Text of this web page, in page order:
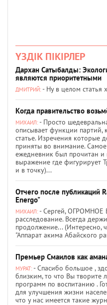
ҮЗДІК ПІКІРЛЕР
Дархан Сатыбалды:
являются приоритетными
ДМИТРИЙ: - Ну в целом статья
Когда правительство
МИХАИЛ: - Просто
описывает функции партий,
статье. Изречения которые
приняты во внимание.
ежедневник был прочитан
выражение где
и в точку)...
Отчего после публикаций
Energo"
МИХАИЛ: - Сергей, ОГРОМНОЕ
расследование. Всегда
продолжение... (Интересно,
"Аппарат акима Абайского
Премьер Смаилов как
МУРАТ: - Спасибо большое ,
близким, то что Вы творите
программ по воспитанию .
для улучшения жизни
что у нас имеется такие